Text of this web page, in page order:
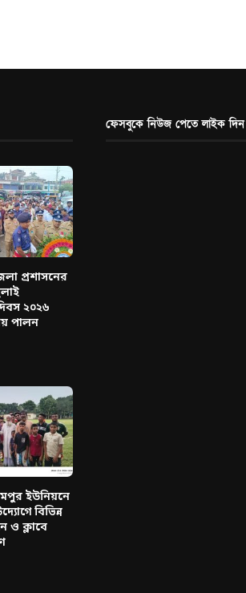
প্রশাসনের
২০২৬
পালন
ইউনিয়নে
বিভিন্ন
ও ক্লাবে
ফেসবুকে নিউজ পেতে লাইক দিন